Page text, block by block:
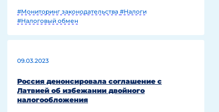
#Мониторинг законодательства #Налоги
#Налоговый обмен
09.03.2023
Россия денонсировала соглашение с
Латвией об избежании двойного
налогообложения